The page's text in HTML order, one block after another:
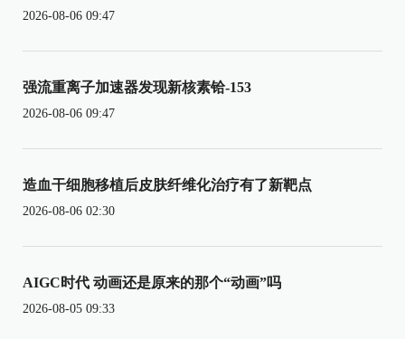
2026-08-06 09:47
强流重离子加速器发现新核素铪-153
2026-08-06 09:47
造血干细胞移植后皮肤纤维化治疗有了新靶点
2026-08-06 02:30
AIGC时代 动画还是原来的那个“动画”吗
2026-08-05 09:33